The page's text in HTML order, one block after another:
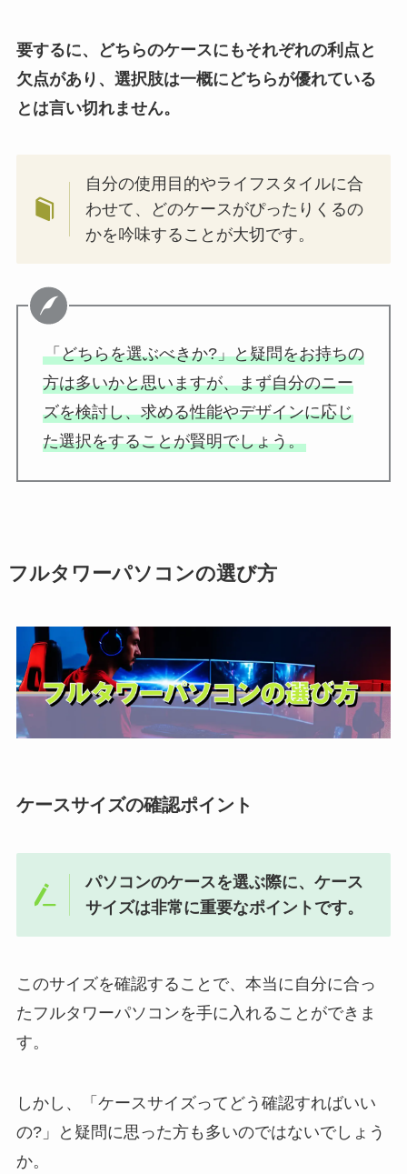
要するに、どちらのケースにもそれぞれの利点と
欠点があり、選択肢は一概にどちらが優れている
とは言い切れません。
自分の使用目的やライフスタイルに合
わせて、どのケースがぴったりくるの
かを吟味することが大切です。
「どちらを選ぶべきか?」と疑問をお持ちの
方は多いかと思いますが、まず自分のニー
ズを検討し、求める性能やデザインに応じ
た選択をすることが賢明でしょう。
フルタワーパソコンの選び方
ケースサイズの確認ポイント
パソコンのケースを選ぶ際に、ケース
サイズは非常に重要なポイントです。
このサイズを確認することで、本当に自分に合っ
たフルタワーパソコンを手に入れることができま
す。
しかし、「ケースサイズってどう確認すればいい
の?」と疑問に思った方も多いのではないでしょう
か。